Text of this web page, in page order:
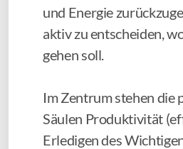
und Energie
aktiv zu entscheiden,
gehen soll.
Im Zentrum stehen die
Säulen Produktivität
Erledigen des
Für Mitgefühl: MSC—Achtsames
Für Burnout/Prävention:
Sich verbinden, online: Humanize
• ACHTSAMKEIT & PERFORMANCE